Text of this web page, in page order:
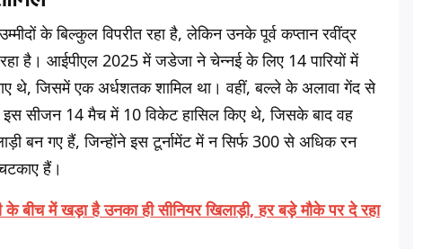
के बिल्कुल विपरीत रहा है, लेकिन उनके पूर्व कप्तान रवींद्र
है। आईपीएल 2025 में जडेजा ने चेन्नई के लिए 14 पारियों में
थे, जिसमें एक अर्धशतक शामिल था। वहीं, बल्ले के अलावा गेंद से
इस सीजन 14 मैच में 10 विकेट हासिल किए थे, जिसके बाद वह
बन गए हैं, जिन्होंने इस टूर्नामेंट में न सिर्फ 300 से अधिक रन
हैं।
में खड़ा है उनका ही सीनियर खिलाड़ी, हर बड़े मौके पर दे रहा